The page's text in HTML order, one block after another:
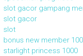
slot gacor gampang
slot gacor
slot
bonus new member 100
starlight princess 1000